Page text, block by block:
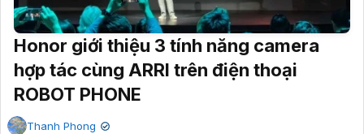
Honor giới thiệu 3 tính năng camera
hợp tác cùng ARRI trên điện thoại
ROBOT PHONE
Thanh Phong ✔